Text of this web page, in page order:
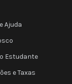
Ajuda
Estudante
e Taxas